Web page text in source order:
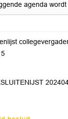
agenda wordt